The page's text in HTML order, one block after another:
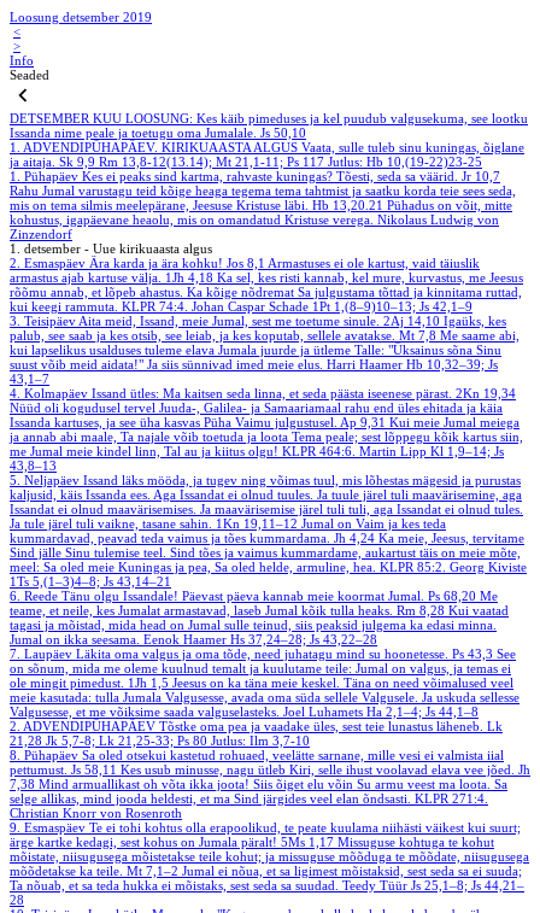
Loosung detsember 2019
<
>
Info
Seaded
DETSEMBER KUU LOOSUNG: Kes käib pimeduses ja kel puudub valgusekuma, see lootku
Issanda nime peale ja toetugu oma Jumalale. Js 50,10
1. ADVENDIPÜHAPÄEV. KIRIKUAASTA ALGUS Vaata, sulle tuleb sinu kuningas, õiglane
ja aitaja. Sk 9,9 Rm 13,8-12(13.14); Mt 21,1-11; Ps 117 Jutlus: Hb 10,(19-22)23-25
1. Pühapäev Kes ei peaks sind kartma, rahvaste kuningas? Tõesti, seda sa väärid. Jr 10,7
Rahu Jumal varustagu teid kõige heaga tegema tema tahtmist ja saatku korda teie sees seda,
mis on tema silmis meelepärane, Jeesuse Kristuse läbi. Hb 13,20.21 Pühadus on võit, mitte
kohustus, igapäevane heaolu, mis on omandatud Kristuse verega. Nikolaus Ludwig von
Zinzendorf
1. detsember - Uue kirikuaasta algus
2. Esmaspäev Ära karda ja ära kohku! Jos 8,1 Armastuses ei ole kartust, vaid täiuslik
armastus ajab kartuse välja. 1Jh 4,18 Ka sel, kes risti kannab, kel mure, kurvastus, me Jeesus
rõõmu annab, et lõpeb ahastus. Ka kõige nõdremat Sa julgustama tõttad ja kinnitama ruttad,
kui keegi rammuta. KLPR 74:4. Johan Caspar Schade 1Pt 1,(8–9)10–13; Js 42,1–9
3. Teisipäev Aita meid, Issand, meie Jumal, sest me toetume sinule. 2Aj 14,10 Igaüks, kes
palub, see saab ja kes otsib, see leiab, ja kes koputab, sellele avatakse. Mt 7,8 Me saame abi,
kui lapselikus usalduses tuleme elava Jumala juurde ja ütleme Talle: "Üksainus sõna Sinu
suust võib meid aidata!" Ja siis sünnivad imed meie elus. Harri Haamer Hb 10,32–39; Js
43,1–7
4. Kolmapäev Issand ütles: Ma kaitsen seda linna, et seda päästa iseenese pärast. 2Kn 19,34
Nüüd oli kogudusel tervel Juuda-, Galilea- ja Samaariamaal rahu end üles ehitada ja käia
Issanda kartuses, ja see üha kasvas Püha Vaimu julgustusel. Ap 9,31 Kui meie Jumal meiega
ja annab abi maale, Ta najale võib toetuda ja loota Tema peale; sest lõppegu kõik kartus siin,
me Jumal meie kindel linn, Tal au ja kiitus olgu! KLPR 464:6. Martin Lipp Kl 1,9–14; Js
43,8–13
5. Neljapäev Issand läks mööda, ja tugev ning võimas tuul, mis lõhestas mägesid ja purustas
kaljusid, käis Issanda ees. Aga Issandat ei olnud tuules. Ja tuule järel tuli maavärisemine, aga
Issandat ei olnud maavärisemises. Ja maavärisemise järel tuli tuli, aga Issandat ei olnud tules.
Ja tule järel tuli vaikne, tasane sahin. 1Kn 19,11–12 Jumal on Vaim ja kes teda
kummardavad, peavad teda vaimus ja tões kummardama. Jh 4,24 Ka meie, Jeesus, tervitame
Sind jälle Sinu tulemise teel. Sind tões ja vaimus kummardame, aukartust täis on meie mõte,
meel: Sa oled meie Kuningas ja pea, Sa oled helde, armuline, hea. KLPR 85:2. Georg Kiviste
1Ts 5,(1–3)4–8; Js 43,14–21
6. Reede Tänu olgu Issandale! Päevast päeva kannab meie koormat Jumal. Ps 68,20 Me
teame, et neile, kes Jumalat armastavad, laseb Jumal kõik tulla heaks. Rm 8,28 Kui vaatad
tagasi ja mõistad, mida head on Jumal sulle teinud, siis peaksid julgema ka edasi minna.
Jumal on ikka seesama. Eenok Haamer Hs 37,24–28; Js 43,22–28
7. Laupäev Läkita oma valgus ja oma tõde, need juhatagu mind su hoonetesse. Ps 43,3 See
on sõnum, mida me oleme kuulnud temalt ja kuulutame teile: Jumal on valgus, ja temas ei
ole mingit pimedust. 1Jh 1,5 Jeesus on ka täna meie keskel. Täna on need võimalused veel
meie kasutada: tulla Jumala Valgusesse, avada oma süda sellele Valgusele. Ja uskuda sellesse
Valgusesse, et me võiksime saada valguselasteks. Joel Luhamets Ha 2,1–4; Js 44,1–8
2. ADVENDIPÜHAPÄEV Tõstke oma pea ja vaadake üles, sest teie lunastus läheneb. Lk
21,28 Jk 5,7-8; Lk 21,25-33; Ps 80 Jutlus: Ilm 3,7-10
8. Pühapäev Sa oled otsekui kastetud rohuaed, veelätte sarnane, mille vesi ei valmista iial
pettumust. Js 58,11 Kes usub minusse, nagu ütleb Kiri, selle ihust voolavad elava vee jõed. Jh
7,38 Mind armuallikast oh võta ikka joota! Siis õiget elu võin Su armu veest ma loota. Sa
selge allikas, mind jooda heldesti, et ma Sind järgides veel elan õndsasti. KLPR 271:4.
Christian Knorr von Rosenroth
9. Esmaspäev Te ei tohi kohtus olla erapoolikud, te peate kuulama niihästi väikest kui suurt;
ärge kartke kedagi, sest kohus on Jumala päralt! 5Ms 1,17 Missuguse kohtuga te kohut
mõistate, niisugusega mõistetakse teile kohut; ja missuguse mõõduga te mõõdate, niisugusega
mõõdetakse ka teile. Mt 7,1–2 Jumal ei nõua, et sa ligimest mõistaksid, sest seda sa ei suuda;
Ta nõuab, et sa teda hukka ei mõistaks, sest seda sa suudad. Teedy Tüür Js 25,1–8; Js 44,21–
28